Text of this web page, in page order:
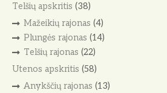
Telšių apskritis (38)
Mažeikių rajonas (4)
Plungės rajonas (14)
Telšių rajonas (22)
Utenos apskritis (58)
Anykščių rajonas (13)